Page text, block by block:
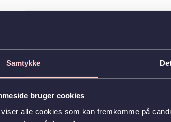
Samtykke
bruger cookies
viser alle cookies som kan fremkomme på